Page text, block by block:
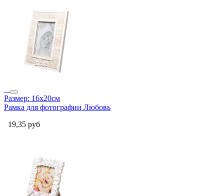
Размер: 16x20см
Рамка для фотографии Любовь
19,35 руб